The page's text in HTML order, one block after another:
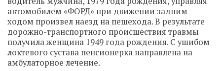
автомобилем «ФОРД» при движении задним
ходом произвел наезд на пешехода. В результате
дорожно-транспортного происшествия травмы
получила женщина 1949 года рождения. С ушибом
локтевого сустава пенсионерка направлена на
амбулаторное лечение.